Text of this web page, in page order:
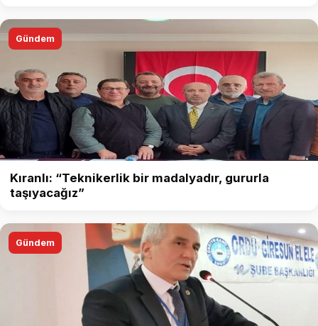
Gündem
Kıranlı: “Teknikerlik bir madalyadır, gururla
taşıyacağız”
Gündem